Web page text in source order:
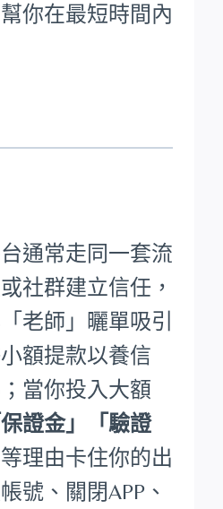
你在最短時間內
通常走同一套流
社群建立信任，
老師」曬單吸引
額提款以養信
當你投入大額
保證金」「驗證
等理由卡住你的出
號、關閉APP、